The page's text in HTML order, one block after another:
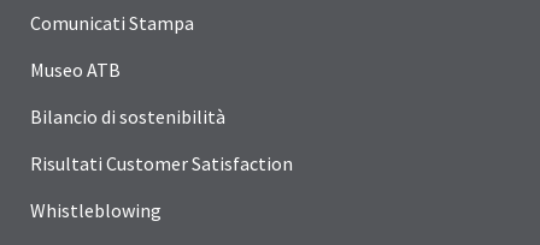
Comunicati Stampa
Museo ATB
Bilancio di sostenibilità
Risultati Customer Satisfaction
Whistleblowing